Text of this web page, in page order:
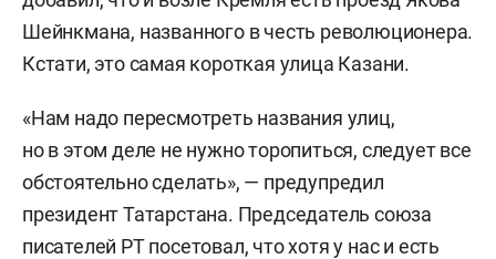
Шейнкмана, названного в честь революционера.
Кстати, это самая короткая улица Казани.
«Нам надо пересмотреть названия улиц,
но в этом деле не нужно торопиться, следует все
обстоятельно сделать», — предупредил
президент Татарстана. Председатель союза
писателей РТ посетовал, что хотя у нас и есть